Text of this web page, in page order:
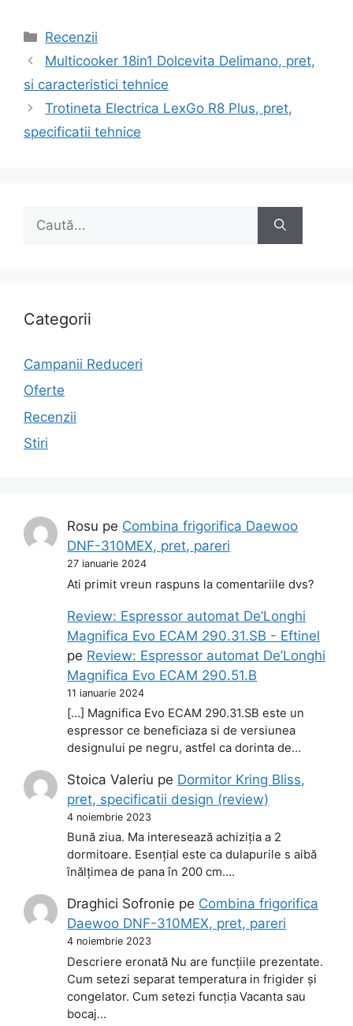
Categorii
Recenzii
Navigare
în
Multicooker 18in1 Dolcevita Delimano, pret,
si caracteristici tehnice
Trotineta Electrica LexGo R8 Plus, pret,
specificatii tehnice
după:
Categorii
Campanii Reduceri
Oferte
Recenzii
Stiri
Rosu pe Combina frigorifica Daewoo
DNF-310MEX, pret, pareri
27 ianuarie 2024
Ati primit vreun raspuns la comentariile dvs?
Review: Espressor automat De’Longhi
Magnifica Evo ECAM 290.31.SB - Eftinel
pe Review: Espressor automat De’Longhi
Magnifica Evo ECAM 290.51.B
11 ianuarie 2024
[…] Magnifica Evo ECAM 290.31.SB este un
espressor ce beneficiaza si de versiunea
designului pe negru, astfel ca dorinta de…
Stoica Valeriu pe Dormitor Kring Bliss,
pret, specificatii design (review)
4 noiembrie 2023
Bună ziua. Ma interesează achiziția a 2
dormitoare. Esențial este ca dulapurile s aibă
înălțimea de pana în 200 cm.…
Draghici Sofronie pe Combina frigorifica
Daewoo DNF-310MEX, pret, pareri
4 noiembrie 2023
Descriere eronată Nu are funcțiile prezentate.
Cum setezi separat temperatura in frigider și
congelator. Cum setezi funcția Vacanta sau
bocaj…